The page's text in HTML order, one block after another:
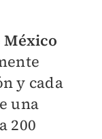
México
y cada
una
200